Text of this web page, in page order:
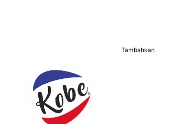
Tambahkan